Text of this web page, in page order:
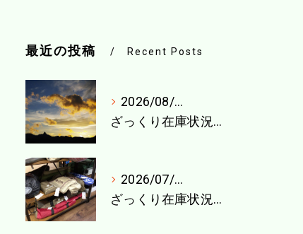
最近の投稿 Recent Posts
2026/08/04
ざっくり在庫状況（8月1週目）
2026/07/27
ざっくり在庫状況（7月最終週）